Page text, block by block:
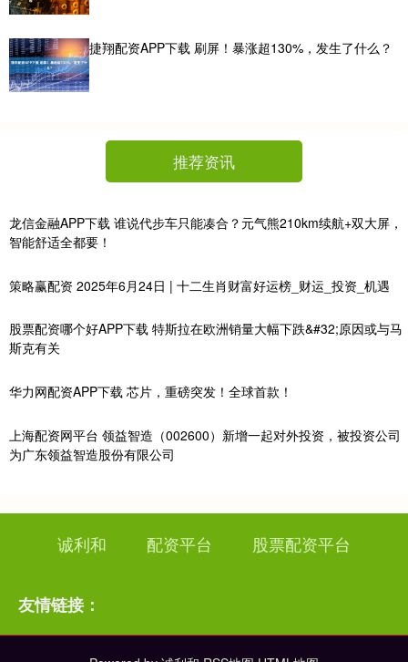
捷翔配资APP下载 刷屏！暴涨超130%，发生了什么？
推荐资讯
龙信金融APP下载 谁说代步车只能凑合？元气熊210km续航+双大屏，
智能舒适全都要！
策略赢配资 2025年6月24日 | 十二生肖财富好运榜_财运_投资_机遇
股票配资哪个好APP下载 特斯拉在欧洲销量大幅下跌&#32;原因或与马
斯克有关
华力网配资APP下载 芯片，重磅突发！全球首款！
上海配资网平台 领益智造（002600）新增一起对外投资，被投资公司
为广东领益智造股份有限公司
诚利和 配资平台 股票配资平台
友情链接：